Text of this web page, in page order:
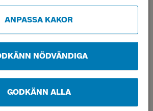
ANPASSA KAKOR
NÖDVÄNDIGA
GODKÄNN ALLA